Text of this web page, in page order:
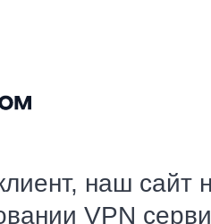
наш сайт
VPN